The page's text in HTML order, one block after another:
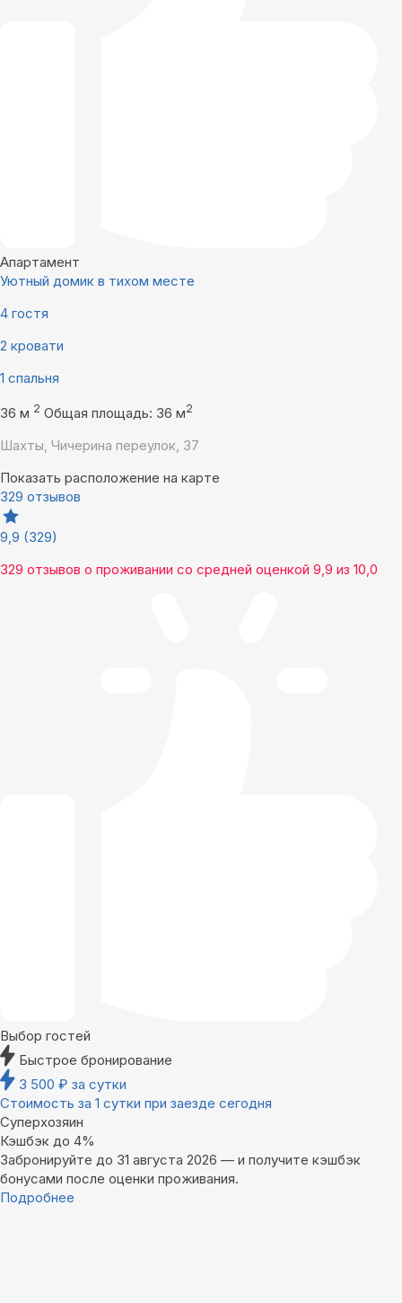
Апартамент
Уютный домик в тихом месте
4 гостя
2 кровати
1 спальня
36 м 2 Общая площадь: 36 м2
Шахты, Чичерина переулок, 37
Показать расположение на карте
329 отзывов
9,9 (329)
329 отзывов о проживании со средней оценкой 9,9 из 10,0
Выбор гостей
Быстрое бронирование
3 500 ₽ за сутки
Стоимость за 1 сутки при заезде сегодня
Суперхозяин
Кэшбэк до 4%
Забронируйте до 31 августа 2026 — и получите кэшбэк
бонусами после оценки проживания.
Подробнее